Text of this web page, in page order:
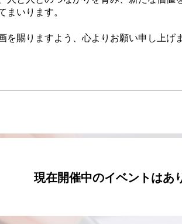
いります。
賜りますよう、心よりお願い申し上げま
現在開催中のイベントはあ